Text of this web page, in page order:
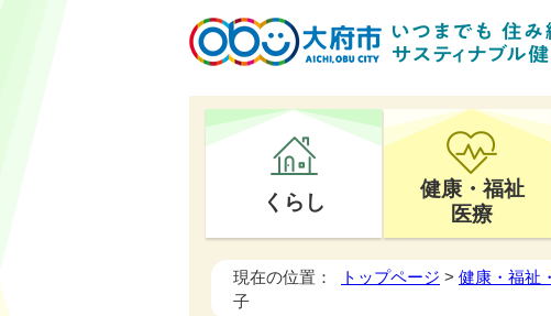
くらし
健康・福祉
医療
現在の位置： トップページ > 健康・福祉
子